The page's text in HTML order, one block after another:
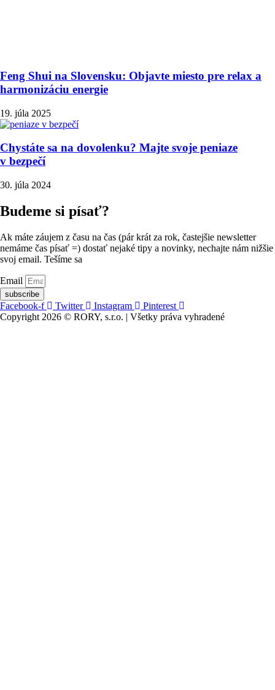
Feng Shui na Slovensku: Objavte miesto pre relax a
harmonizáciu energie
19. júla 2025
Chystáte sa na dovolenku? Majte svoje peniaze
v bezpečí
30. júla 2024
Budeme si písať?
Ak máte záujem z času na čas (pár krát za rok, častejšie newsletter
nemáme čas písať =) dostať nejaké tipy a novinky, nechajte nám nižšie
svoj email. Tešíme sa
Email
subscribe
Facebook-f Twitter Instagram
Pinterest
Copyright 2026 © RORY, s.r.o. | Všetky práva vyhradené